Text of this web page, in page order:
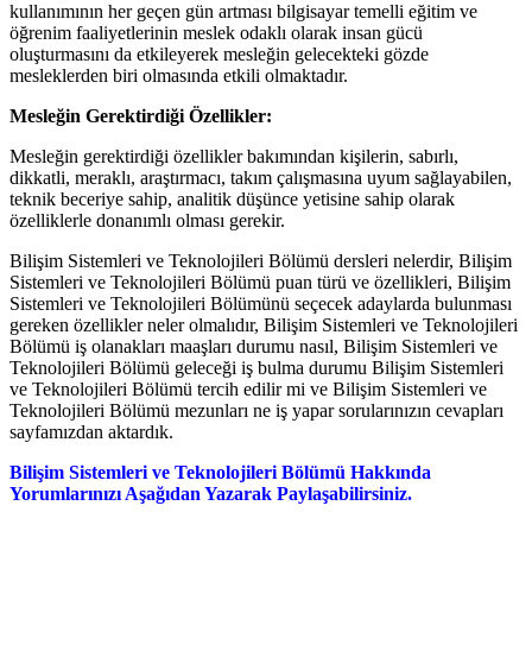
kullanımının her geçen gün artması bilgisayar temelli eğitim ve
öğrenim faaliyetlerinin meslek odaklı olarak insan gücü
oluşturmasını da etkileyerek mesleğin gelecekteki gözde
mesleklerden biri olmasında etkili olmaktadır.
Mesleğin Gerektirdiği Özellikler:
Mesleğin gerektirdiği özellikler bakımından kişilerin, sabırlı,
dikkatli, meraklı, araştırmacı, takım çalışmasına uyum sağlayabilen,
teknik beceriye sahip, analitik düşünce yetisine sahip olarak
özelliklerle donanımlı olması gerekir.
Bilişim Sistemleri ve Teknolojileri Bölümü dersleri nelerdir, Bilişim
Sistemleri ve Teknolojileri Bölümü puan türü ve özellikleri, Bilişim
Sistemleri ve Teknolojileri Bölümünü seçecek adaylarda bulunması
gereken özellikler neler olmalıdır, Bilişim Sistemleri ve Teknolojileri
Bölümü iş olanakları maaşları durumu nasıl, Bilişim Sistemleri ve
Teknolojileri Bölümü geleceği iş bulma durumu Bilişim Sistemleri
ve Teknolojileri Bölümü tercih edilir mi ve Bilişim Sistemleri ve
Teknolojileri Bölümü mezunları ne iş yapar sorularınızın cevapları
sayfamızdan aktardık.
Bilişim Sistemleri ve Teknolojileri Bölümü Hakkında
Yorumlarınızı Aşağıdan Yazarak Paylaşabilirsiniz.